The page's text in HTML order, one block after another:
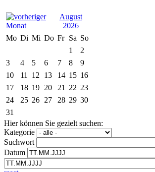
August
2026
Mo Di Mi Do Fr Sa So
1
2
3
4 5 6 7 8
9
10
11 12 13 14 15 16
17
18 19 20 21 22 23
24
25 26 27 28 29 30
31
Hier können Sie gezielt suchen:
Kategorie
Suchwort
Datum